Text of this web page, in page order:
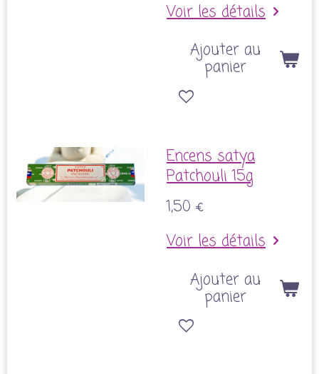
Voir les détails
Ajouter au
panier
Encens satya
Patchouli 15g
1,50 €
Voir les détails
Ajouter au
panier